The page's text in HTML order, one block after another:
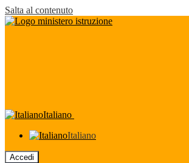
Salta al contenuto
Italiano
Italiano
Accedi